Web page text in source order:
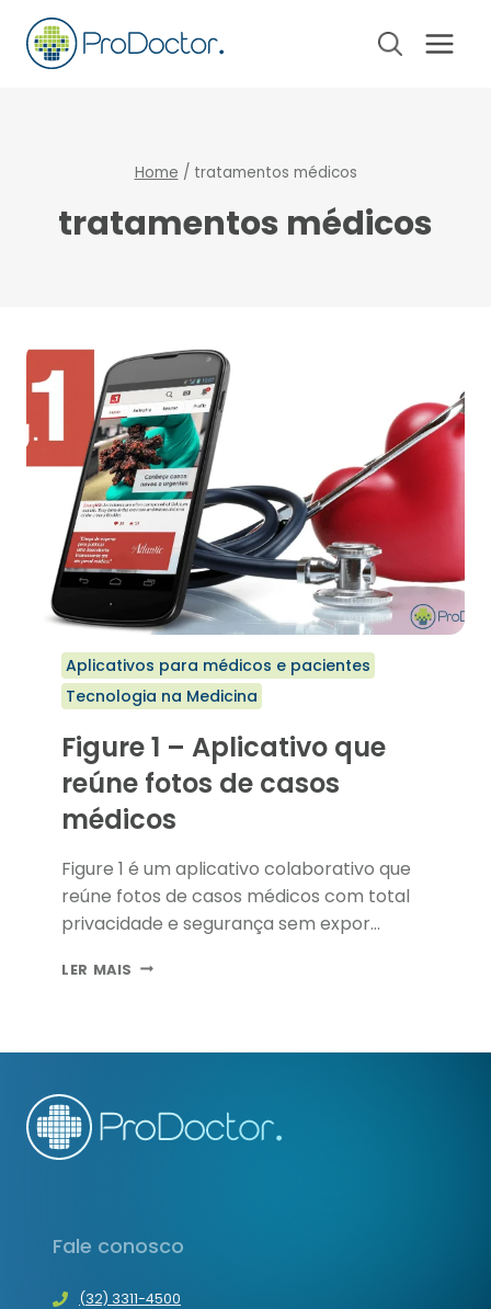
Pular
para
Home / tratamentos médicos
tratamentos médicos
Aplicativos para médicos e pacientes
Tecnologia na Medicina
Figure 1 – Aplicativo que
reúne fotos de casos
médicos
Figure 1 é um aplicativo colaborativo que
reúne fotos de casos médicos com total
privacidade e segurança sem expor…
LER MAIS FIGURE
QUE
DE
CASOS
Fale conosco
(32) 3311-4500